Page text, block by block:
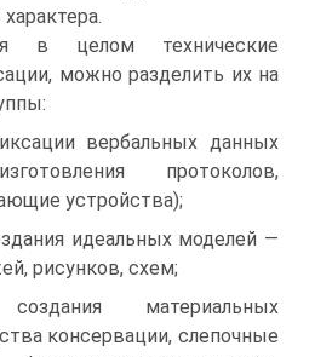
в целом технические
можно разделить их на
вербальных данных
протоколов,
устройства);
идеальных моделей —
рисунков, схем;
материальных
консервации, слепочные